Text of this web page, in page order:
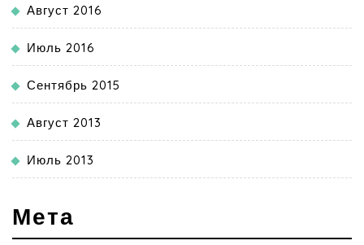
Август 2016
Июль 2016
Сентябрь 2015
Август 2013
Июль 2013
Мета